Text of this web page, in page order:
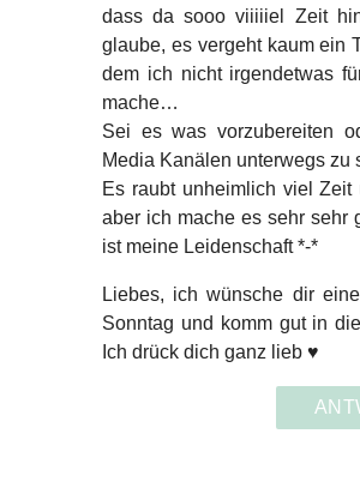
dass da sooo viiiiiel Zeit
glaube, es vergeht kaum ein
dem ich nicht irgendetwas
mache…
Sei es was vorzubereiten
Media Kanälen unterwegs zu
Es raubt unheimlich viel Zeit
aber ich mache es sehr sehr
ist meine Leidenschaft *-*
Liebes, ich wünsche dir
Sonntag und komm gut in
Ich drück dich ganz lieb ♥